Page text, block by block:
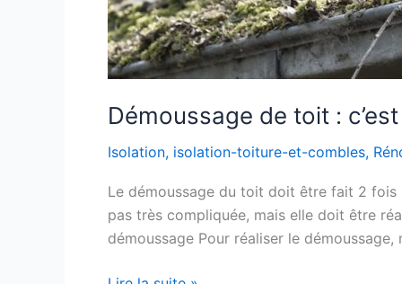
Démoussage de toit :
Isolation, isolation-toiture-et-combles,
Le démoussage du toit doit être fait 2 fois
pas très compliquée, mais elle doit être
démoussage Pour réaliser le